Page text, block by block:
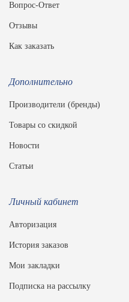
Вопрос-Ответ
Отзывы
Как заказать
Дополнительно
Производители (бренды)
Товары со скидкой
Новости
Статьи
Личный кабинет
Авторизация
История заказов
Мои закладки
Подписка на рассылку